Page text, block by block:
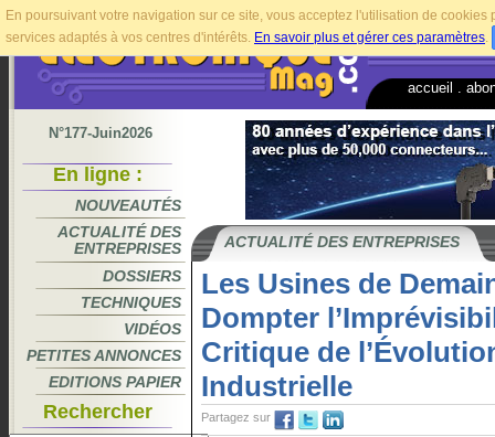
En poursuivant votre navigation sur ce site, vous acceptez l'utilisation de
services adaptés à vos centres d'intérêts. En savoir plus et gérer ces paramètres.
accueil
N°177-Juin2026
En ligne :
NOUVEAUTÉS
ACTUALITÉ DES
ENTREPRISES
DOSSIERS
TECHNIQUES
VIDÉOS
PETITES ANNONCES
EDITIONS PAPIER
Rechercher
ACTUALITÉ DES ENTREPRISES
Les Usines de
Dompter
Critique de
Industrielle
Partagez sur